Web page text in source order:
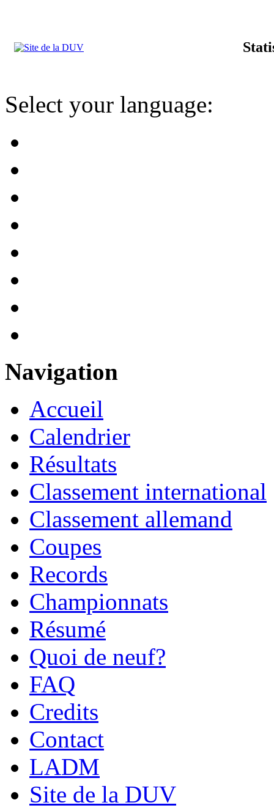
Select your language:
Navigation
Accueil
Calendrier
Résultats
Classement international
Classement allemand
Coupes
Records
Championnats
Résumé
Quoi de neuf?
FAQ
Credits
Contact
LADM
Site de la DUV